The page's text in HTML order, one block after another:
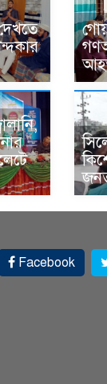
Facebook